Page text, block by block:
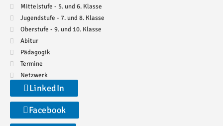
Mittelstufe - 5. und 6. Klasse
Jugendstufe - 7. und 8. Klasse
Oberstufe - 9. und 10. Klasse
Abitur
Pädagogik
Termine
Netzwerk
LinkedIn
Facebook